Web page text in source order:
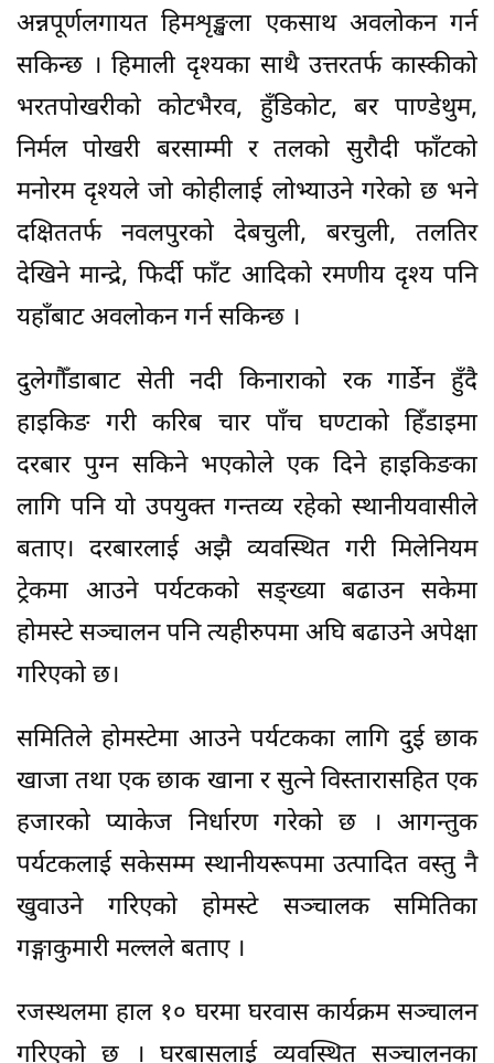
अन्नपूर्णलगायत हिमशृङ्खला एकसाथ अवलोकन गर्न
सकिन्छ । हिमाली दृश्यका साथै उत्तरतर्फ कास्कीको
भरतपोखरीको कोटभैरव, हुँडिकोट, बर पाण्डेथुम,
निर्मल पोखरी बरसाम्मी र तलको सुरौदी फाँटको
मनोरम दृश्यले जो कोहीलाई लोभ्याउने गरेको छ भने
दक्षिततर्फ नवलपुरको देबचुली, बरचुली, तलतिर
देखिने मान्द्रे, फिर्दी फाँट आदिको रमणीय दृश्य पनि
यहाँबाट अवलोकन गर्न सकिन्छ ।
दुलेगौँडाबाट सेती नदी किनाराको रक गार्डेन हुँदै
हाइकिङ गरी करिब चार पाँच घण्टाको हिँडाइमा
दरबार पुग्न सकिने भएकोले एक दिने हाइकिङका
लागि पनि यो उपयुक्त गन्तव्य रहेको स्थानीयवासीले
बताए। दरबारलाई अझै व्यवस्थित गरी मिलेनियम
ट्रेकमा आउने पर्यटकको सङ्ख्या बढाउन सकेमा
होमस्टे सञ्चालन पनि त्यहीरुपमा अघि बढाउने अपेक्षा
गरिएको छ।
समितिले होमस्टेमा आउने पर्यटकका लागि दुई छाक
खाजा तथा एक छाक खाना र सुत्ने विस्तारासहित एक
हजारको प्याकेज निर्धारण गरेको छ । आगन्तुक
पर्यटकलाई सकेसम्म स्थानीयरूपमा उत्पादित वस्तु नै
खुवाउने गरिएको होमस्टे सञ्चालक समितिका
गङ्गाकुमारी मल्लले बताए ।
रजस्थलमा हाल १० घरमा घरवास कार्यक्रम सञ्चालन
गरिएको छ । घरबासलाई व्यवस्थित सञ्चालनका